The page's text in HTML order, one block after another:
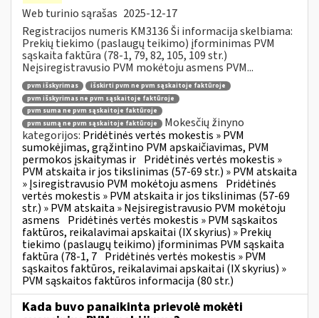
Web turinio sąrašas 2025-12-17
Registracijos numeris KM3136 Ši informacija skelbiama:
Prekių tiekimo (paslaugų teikimo) įforminimas PVM
sąskaita faktūra (78-1, 79, 82, 105, 109 str.)
Neįsiregistravusio PVM mokėtoju asmens PVM...
pvm išskyrimas
išskirti pvm ne pvm sąskaitoje faktūroje
pvm išskyrimas ne pvm sąskaitoje faktūroje
pvm suma ne pvm sąskaitoje faktūroje
pvm sumą ne pvm sąskaitoje faktūroje
Mokesčių žinyno
kategorijos: Pridėtinės vertės mokestis » PVM
sumokėjimas, grąžintino PVM apskaičiavimas, PVM
permokos įskaitymas ir Pridėtinės vertės mokestis »
PVM atskaita ir jos tikslinimas (57-69 str.) » PVM atskaita
» Įsiregistravusio PVM mokėtoju asmens Pridėtinės
vertės mokestis » PVM atskaita ir jos tikslinimas (57-69
str.) » PVM atskaita » Neįsiregistravusio PVM mokėtoju
asmens Pridėtinės vertės mokestis » PVM sąskaitos
faktūros, reikalavimai apskaitai (IX skyrius) » Prekių
tiekimo (paslaugų teikimo) įforminimas PVM sąskaita
faktūra (78-1, 7 Pridėtinės vertės mokestis » PVM
sąskaitos faktūros, reikalavimai apskaitai (IX skyrius) »
PVM sąskaitos faktūros informacija (80 str.)
Kada buvo panaikinta prievolė mokėti